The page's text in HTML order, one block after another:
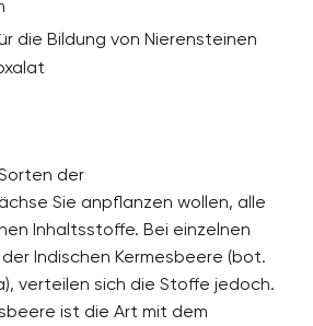
die Bildung von Nierensteinen
der
Sie anpflanzen wollen, alle
Inhaltsstoffe. Bei einzelnen
Indischen Kermesbeere (bot.
verteilen sich die Stoffe jedoch.
ist die Art mit dem